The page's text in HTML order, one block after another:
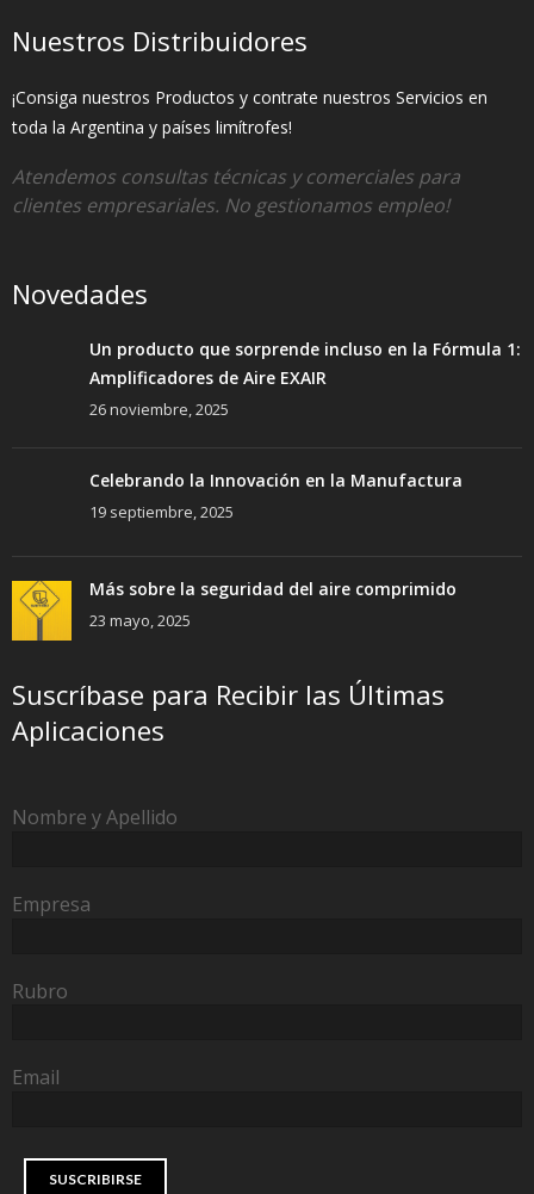
Nuestros Distribuidores
¡Consiga nuestros Productos y contrate nuestros Servicios en
toda la Argentina y países limítrofes!
Atendemos consultas técnicas y comerciales para
clientes empresariales. No gestionamos empleo!
Novedades
Un producto que sorprende incluso en la Fórmula 1:
Amplificadores de Aire EXAIR
26 noviembre, 2025
Celebrando la Innovación en la Manufactura
19 septiembre, 2025
Más sobre la seguridad del aire comprimido
23 mayo, 2025
Suscríbase para Recibir las Últimas
Aplicaciones
Nombre y Apellido
Empresa
Rubro
Email